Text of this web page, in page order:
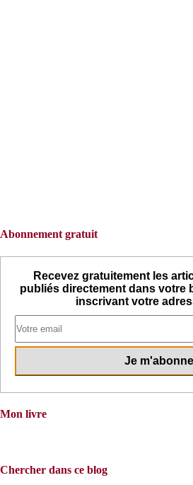
Abonnement gratuit
Recevez gratuitement les
publiés directement dans votre
inscrivant votre
Mon livre
Chercher dans ce blog